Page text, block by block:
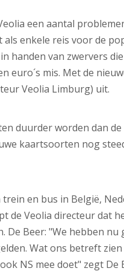
een aantal
enkele reis voor de
handen van zwervers
euro´s mis. Met de
Veolia Limburg) uit.
duurder worden dan
kaartsoorten nog
en bus in België,
de Veolia directeur dat
De Beer: "We hebben
Wat ons betreft
NS mee doet" zegt